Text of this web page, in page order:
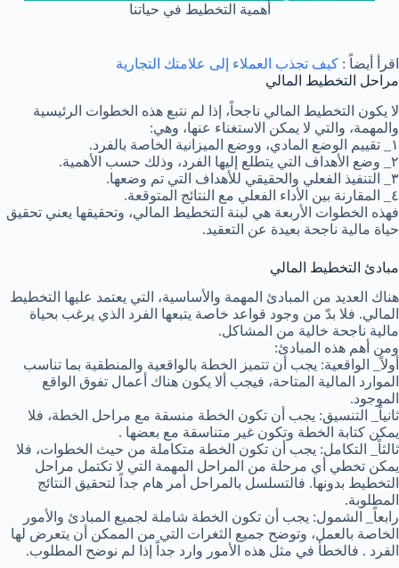
أهمية التخطيط في حياتنا
اقرأ أيضاً : كيف تجذب العملاء إلى علامتك التجارية
مراحل التخطيط المالي
لا يكون التخطيط المالي ناجحاً، إذا لم نتبع هذه الخطوات الرئيسية
والمهمة، والتي لا يمكن الاستغناء عنها، وهي:
١_ تقييم الوضع المادي، ووضع الميزانية الخاصة بالفرد.
٢_ وضع الأهداف التي يتطلع إليها الفرد، وذلك حسب الأهمية.
٣_ التنفيذ الفعلي والحقيقي للأهداف التي تم وضعها.
٤_ المقارنة بين الأداء الفعلي مع النتائج المتوقعة.
فهذه الخطوات الأربعة هي لبنة التخطيط المالي، وتحقيقها يعني تحقيق
حياة مالية ناجحة بعيدة عن التعقيد.
مبادئ التخطيط المالي
هناك العديد من المبادئ المهمة والأساسية، التي يعتمد عليها التخطيط
المالي. فلا بدّ من وجود قواعد خاصة يتبعها الفرد الذي يرغب بحياة
مالية ناجحة خالية من المشاكل.
ومن أهم هذه المبادئ:
أولاً_ الواقعية: يجب أن تتميز الخطة بالواقعية والمنطقية بما تناسب
الموارد المالية المتاحة، فيجب ألا يكون هناك أعمال تفوق الواقع
الموجود.
ثانياً_ التنسيق: يجب أن تكون الخطة منسقة مع مراحل الخطة، فلا
يمكن كتابة الخطة وتكون غير متناسقة مع بعضها .
ثالثاً_ التكامل: يجب أن تكون الخطة متكاملة من حيث الخطوات، فلا
يمكن تخطي أي مرحلة من المراحل المهمة التي لا تكتمل مراحل
التخطيط بدونها. فالتسلسل بالمراحل أمر هام جداً لتحقيق النتائج
المطلوبة.
رابعاً_ الشمول: يجب أن تكون الخطة شاملة لجميع المبادئ والأمور
الخاصة بالعمل، وتوضح جميع الثغرات التي من الممكن أن يتعرض لها
الفرد . فالخطأ في مثل هذه الأمور وارد جداً إذا لم نوضح المطلوب.